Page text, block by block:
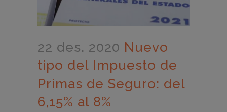
22 des. 2020 Nuevo
tipo del Impuesto de
Primas de Seguro: del
6,15% al 8%